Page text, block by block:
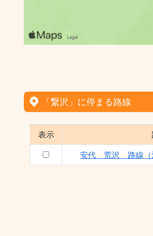
「繋沢」に停まる路線
表示
安代 荒沢 路線（